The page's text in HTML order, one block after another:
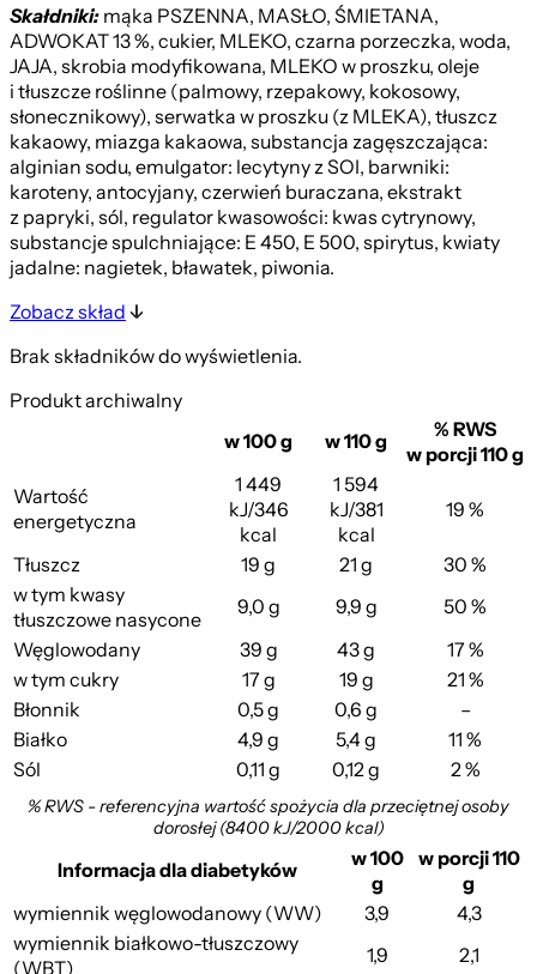
Skałdniki:mąka PSZENNA, MASŁO, ŚMIETANA,
ADWOKAT 13 %, cukier, MLEKO, czarna porzeczka, woda,
JAJA, skrobia modyfikowana, MLEKO w proszku, oleje
i tłuszcze roślinne (palmowy, rzepakowy, kokosowy,
słonecznikowy), serwatka w proszku (z MLEKA), tłuszcz
kakaowy, miazga kakaowa, substancja zagęszczająca:
alginian sodu, emulgator: lecytyny z SOI, barwniki:
karoteny, antocyjany, czerwień buraczana, ekstrakt
z papryki, sól, regulator kwasowości: kwas cytrynowy,
substancje spulchniające: E 450, E 500, spirytus, kwiaty
jadalne: nagietek, bławatek, piwonia.
Zobacz skład
Brak składników do wyświetlenia.
Produkt archiwalny
w 100 g
w 110 g
% RWS
w porcji 110 g
Wartość
energetyczna
1 449
kJ/346
kcal
1 594
kJ/381
kcal
19 %
Tłuszcz 19 g 21 g
30 %
w tym kwasy
tłuszczowe nasycone
9,0 g 9,9 g
50 %
Węglowodany
39 g 43 g
17 %
w tym cukry
17 g 19 g
21 %
Błonnik
0,5 g 0,6 g
–
Białko
4,9 g 5,4 g
11 %
Sól
0,11 g 0,12 g 2 %
% RWS - referencyjna wartość spożycia dla przeciętnej osoby
dorosłej (8400 kJ/2000 kcal)
Informacja dla diabetyków
w 100
g
w porcji 110
g
wymiennik węglowodanowy (WW)
3,9
4,3
wymiennik białkowo-tłuszczowy
(WBT)
1,9 2,1